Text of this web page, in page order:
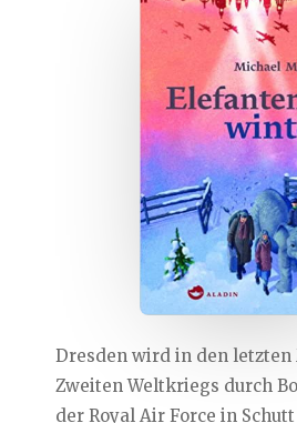
Dresden wird in den letzten
Zweiten Weltkriegs durch
der Royal Air Force in